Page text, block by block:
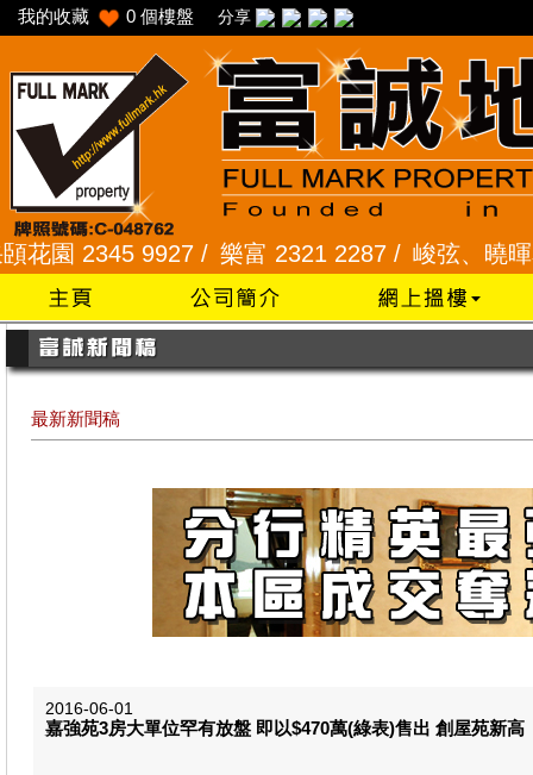
我的收藏 0 個樓盤 分享
9927 /樂富 2321 2287 /峻弦、曉暉花園
最新新聞稿
2016-06-01
嘉強苑3房大單位罕有放盤 即以$470萬(綠表)售出 創屋苑新高